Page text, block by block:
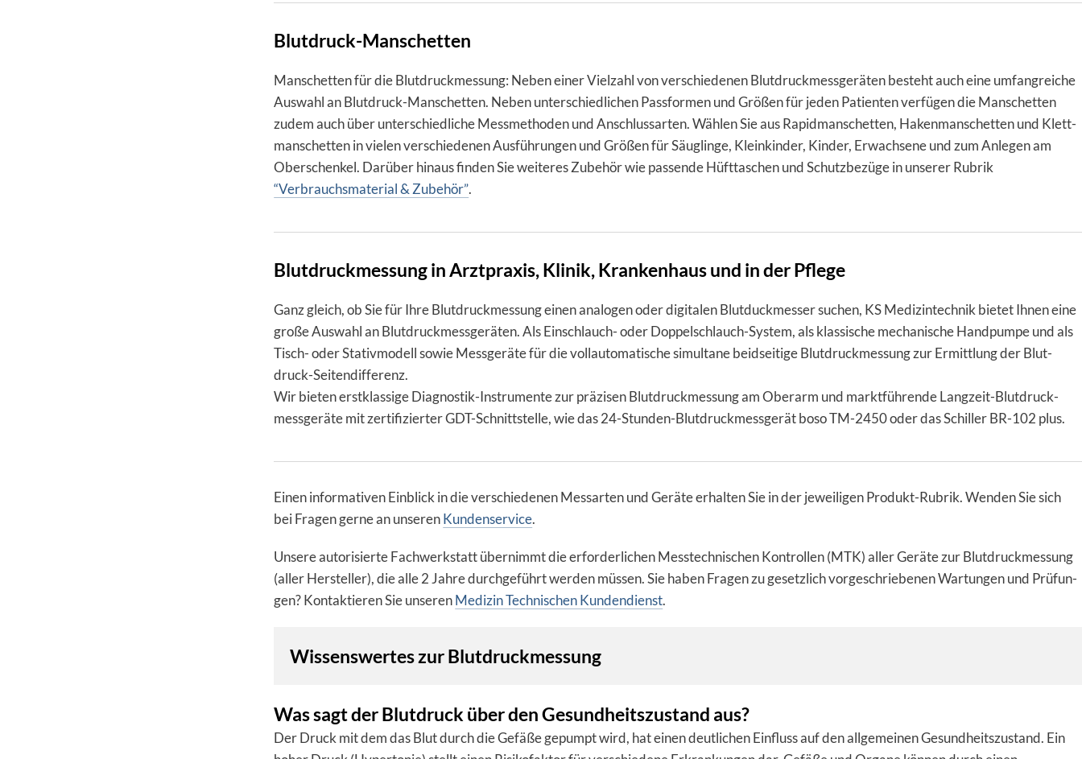
Blutdruck-Manschetten
Manschetten für die Blutdruckmessung: Neben einer Vielzahl von verschiedenen Blutdruckmessgeräten besteht auch eine umfangreiche
Auswahl an Blutdruck-Manschetten. Neben unterschiedlichen Passformen und Größen für jeden Patienten verfügen die Manschetten
zudem auch über unterschiedliche Messmethoden und Anschlussarten. Wäh­len Sie aus Rapid­man­schet­ten, Haken­man­schet­ten und Klett­
man­schet­ten in vie­len ver­schie­de­nen Aus­füh­run­gen und Grö­ßen für Säug­linge, Klein­kin­der, Kin­der, Erwach­sene und zum An­le­gen am
Ober­schen­kel. Darü­ber hinaus finden Sie weite­res Zube­hör wie passende Hüft­ta­schen und Schutz­be­züge in unserer Rubrik
“Verbrauchsmaterial & Zubehör”.
Blutdruckmessung in Arztpraxis, Klinik, Krankenhaus und in der Pflege
Ganz gleich, ob Sie für Ihre Blutdruckmessung einen ana­lo­gen oder digi­ta­len Blut­duck­mes­ser suchen, KS Medi­zin­tech­nik bie­tet Ihnen eine
große Aus­wahl an Blut­druck­mess­ge­rä­ten. Als Ein­schlauch- oder Dop­pel­schlauch-Sys­tem, als klas­si­sche mecha­ni­sche Hand­pumpe und als
Tisch- oder Sta­tiv­mo­dell sowie Mess­ge­räte für die voll­auto­ma­ti­sche simul­ta­ne beid­sei­tige Blut­druck­mes­sung zur Er­mit­tlung der Blut­
druck-Sei­ten­differenz.
Wir bieten erst­klas­sige Dia­g­nos­tik-Ins­tru­mente zur prä­zi­sen Blut­druck­mes­sung am Ober­arm und markt­füh­rende Lang­zeit-Blut­druck­
mess­ge­räte mit zer­ti­fi­zier­ter GDT-Schnitt­stelle, wie das 24-Stun­den-Blut­druck­mess­gerät boso TM-2450 oder das Schil­ler BR-102 plus.
Einen informativen Einblick in die verschiedenen Messarten und Geräte erhalten Sie in der jeweiligen Produkt-Rubrik. Wenden Sie sich
bei Fragen gerne an unserenKundenservice.
Unsere auto­ri­sierte Fach­werk­statt über­nimmt die erfor­der­lichen Mess­tech­ni­schen Kon­trollen (MTK) aller Geräte zur Blutdruckmessung
(aller Hersteller), die alle 2 Jahre durch­ge­führt wer­den müs­sen. Sie haben Fra­gen zu gesetz­lich vor­ge­schrie­be­nen War­tun­gen und Prü­fun­
gen? Kontaktieren Sie unserenMedi­zin Tech­ni­schen Kun­den­dienst.
Wissenswertes zur Blutdruckmessung
Was sagt der Blutdruck über den Gesundheitszustand aus?
Der Druck mit dem das Blut durch die Gefäße gepumpt wird, hat einen deutlichen Einfluss auf den allgemeinen Gesundheitszustand. Ein